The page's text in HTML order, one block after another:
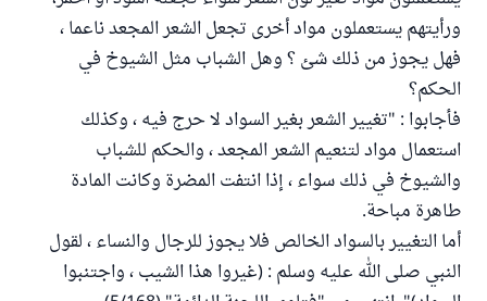
ورأيتهم يستعملون مواد أخرى تجعل الشعر المجعد ناعما ،
فهل يجوز من ذلك شئ ؟ وهل الشباب مثل الشيوخ في
الحكم؟
فأجابوا : "تغيير الشعر بغير السواد لا حرج فيه ، وكذلك
استعمال مواد لتنعيم الشعر المجعد ، والحكم للشباب
والشيوخ في ذلك سواء ، إذا انتفت المضرة وكانت المادة
طاهرة مباحة.
أما التغيير بالسواد الخالص فلا يجوز للرجال والنساء ، لقول
النبي صلى الله عليه وسلم : (غيروا هذا الشيب ، واجتنبوا